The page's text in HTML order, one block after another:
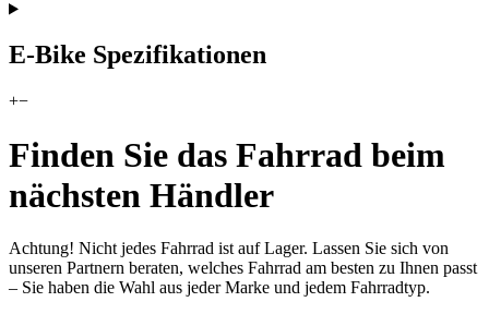
E-Bike Spezifikationen
+−
Finden Sie das Fahrrad beim
nächsten Händler
Achtung! Nicht jedes Fahrrad ist auf Lager. Lassen Sie sich von
unseren Partnern beraten, welches Fahrrad am besten zu Ihnen passt
– Sie haben die Wahl aus jeder Marke und jedem Fahrradtyp.